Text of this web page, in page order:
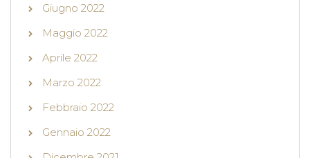
Giugno 2022
Maggio 2022
Aprile 2022
Marzo 2022
Febbraio 2022
Gennaio 2022